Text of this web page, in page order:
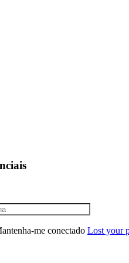
me conectado Lost your